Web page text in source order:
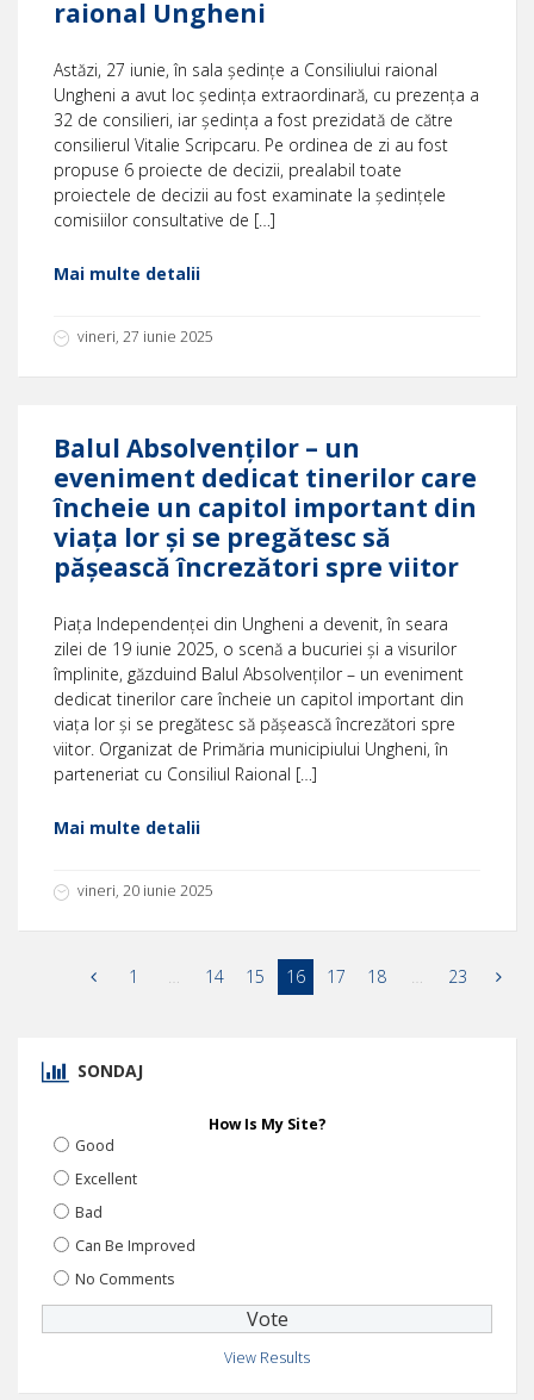
raional Ungheni
Astăzi, 27 iunie, în sala ședințe a Consiliului raional
Ungheni a avut loc ședința extraordinară, cu prezența a
32 de consilieri, iar ședința a fost prezidată de către
consilierul Vitalie Scripcaru. Pe ordinea de zi au fost
propuse 6 proiecte de decizii, prealabil toate
proiectele de decizii au fost examinate la ședințele
comisiilor consultative de […]
Mai multe detalii
vineri, 27 iunie 2025
Balul Absolvenților – un
eveniment dedicat tinerilor care
încheie un capitol important din
viața lor și se pregătesc să
pășească încrezători spre viitor
Piața Independenței din Ungheni a devenit, în seara
zilei de 19 iunie 2025, o scenă a bucuriei și a visurilor
împlinite, găzduind Balul Absolvenților – un eveniment
dedicat tinerilor care încheie un capitol important din
viața lor și se pregătesc să pășească încrezători spre
viitor. Organizat de Primăria municipiului Ungheni, în
parteneriat cu Consiliul Raional […]
Mai multe detalii
vineri, 20 iunie 2025
1 … 14 15 16 17 18 … 23
SONDAJ
How Is My Site?
Good
Excellent
Bad
Can Be Improved
No Comments
View Results